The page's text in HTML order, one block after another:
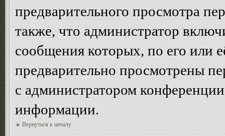
предварительного просмотра
также, что администратор
сообщения которых, по его или
предварительно просмотрены
с администратором
информации.
Вернуться к началу